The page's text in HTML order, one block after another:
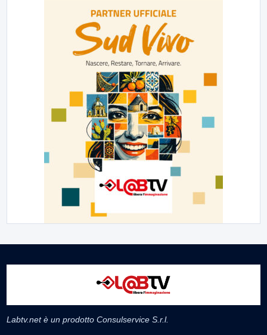
Labtv.net è un prodotto Consulservice S.r.l.